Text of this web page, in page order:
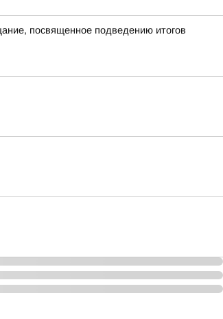
посвященное подведению итогов